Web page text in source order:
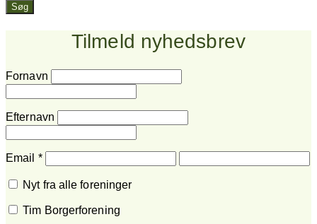
Søg
Tilmeld nyhedsbrev
Fornavn
Efternavn
Email *
Nyt fra alle foreninger
Tim Borgerforening